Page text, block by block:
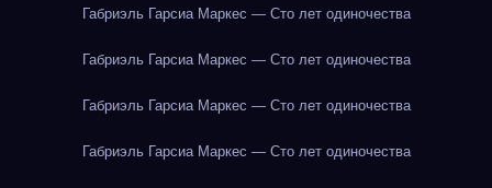
Габриэль Гарсиа Маркес — Сто лет одиночества
Габриэль Гарсиа Маркес — Сто лет одиночества
Габриэль Гарсиа Маркес — Сто лет одиночества
Габриэль Гарсиа Маркес — Сто лет одиночества